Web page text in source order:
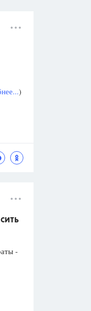
)
-